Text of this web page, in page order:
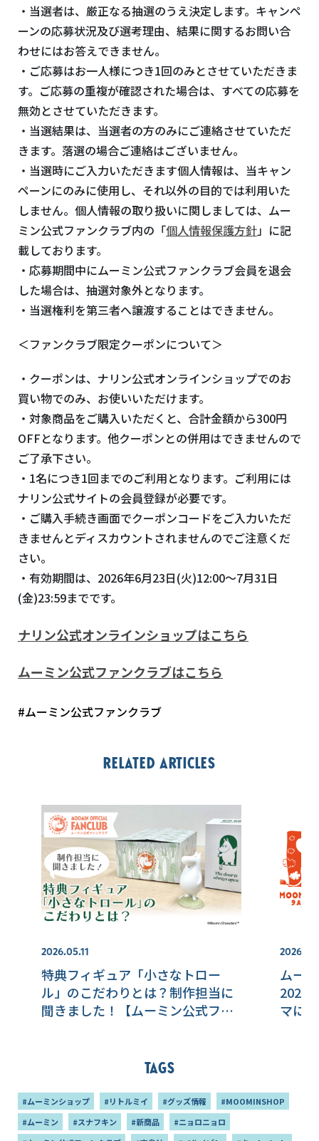
・当選者は、厳正なる抽選のうえ決定します。キャンペ
ーンの応募状況及び選考理由、結果に関するお問い合
わせにはお答えできません。
・ご応募はお一人様につき1回のみとさせていただきま
す。ご応募の重複が確認された場合は、すべての応募を
無効とさせていただきます。
・当選結果は、当選者の方のみにご連絡させていただ
きます。落選の場合ご連絡はございません。
・当選時にご入力いただきます個人情報は、当キャン
ペーンにのみに使用し、それ以外の目的では利用いた
しません。個人情報の取り扱いに関しましては、ムー
ミン公式ファンクラブ内の 「個人情報保護方針」 に記
載しております。
・応募期間中にムーミン公式ファンクラブ会員を退会
した場合は、抽選対象外となります。
・当選権利を第三者へ譲渡することはできません。
＜ファンクラブ限定クーポンについて＞
・クーポンは、ナリン公式オンラインショップでのお
買い物でのみ、お使いいただけます。
・対象商品をご購入いただくと、合計金額から300円
OFFとなります。他クーポンとの併用はできませんので
ご了承下さい。
・ 1名につき1回までのご利用となります。ご利用には
ナリン公式サイトの会員登録が必要です。
・ご購入手続き画面でクーポンコードをご入力いただ
きませんとディスカウントされませんのでご注意くだ
さい。
・有効期間は、 2026年6月23日(火)12:00～7月31日
(金)23:59までです。
ナリン公式オンラインショップはこちら
ムーミン公式ファンクラブはこちら
#ムーミン公式ファンクラブ
Related articles
2026.05.11
特典フィギュア「小さなトロー
ル」のこだわりとは？制作担当に
聞きました！【ムーミン公式ファ
ムー
2026
マに
Tags
#ムーミンショップ #リトルミイ #グッズ情報
#MOOMINSHOP
#ムーミン
#スナフキン #新商品
#ニョロニョロ